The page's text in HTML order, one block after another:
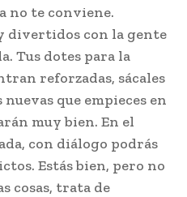
no te conviene.
divertidos con la gente
Tus dotes para la
reforzadas, sácales
que empieces en
muy bien. En el
con diálogo podrás
Estás bien, pero no
cosas, trata de